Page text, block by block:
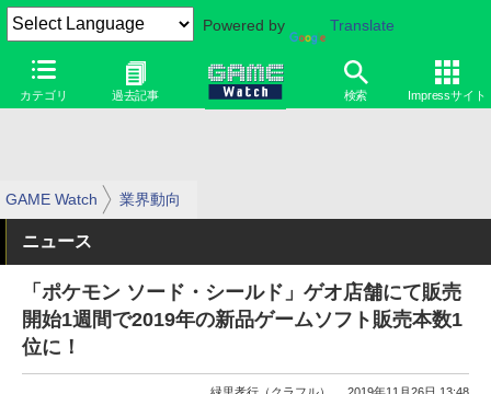
Powered by Translate
カテゴリ 過去記事 検索 Impressサイト
GAME Watch 業界動向
ニュース
「ポケモン ソード・シールド」ゲオ店舗にて販売
開始1週間で2019年の新品ゲームソフト販売本数1
位に！